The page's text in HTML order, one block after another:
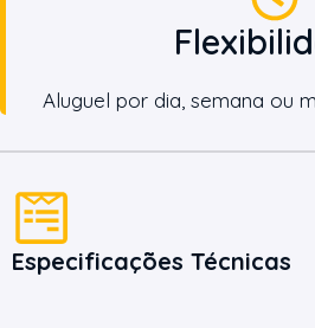
Aluguel por dia, semana ou
Especificações Técnicas